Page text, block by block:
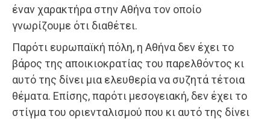
έναν χαρακτήρα στην Αθήνα τον οποίο
γνωρίζουμε ότι διαθέτει.
Παρότι ευρωπαϊκή πόλη, η Αθήνα δεν έχει το
βάρος της αποικιοκρατίας του παρελθόντος κι
αυτό της δίνει μια ελευθερία να συζητά τέτοια
θέματα. Επίσης, παρότι μεσογειακή, δεν έχει το
στίγμα του οριενταλισμού που κι αυτό της δίνει